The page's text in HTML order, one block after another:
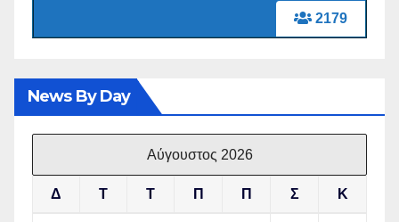
2179
News By Day
Αύγουστος 2026
Δ Τ Τ Π Π Σ Κ